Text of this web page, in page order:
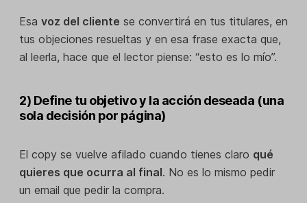
Esa voz del cliente se convertirá en tus titulares, en
tus objeciones resueltas y en esa frase exacta que,
al leerla, hace que el lector piense: “esto es lo mío”.
2) Define tu objetivo y la acción deseada (una
sola decisión por página)
El copy se vuelve afilado cuando tienes claro qué
quieres que ocurra al final. No es lo mismo pedir
un email que pedir la compra.